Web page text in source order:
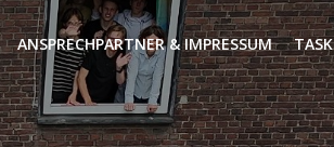
ANSPRECHPARTNER & IMPRESSUM